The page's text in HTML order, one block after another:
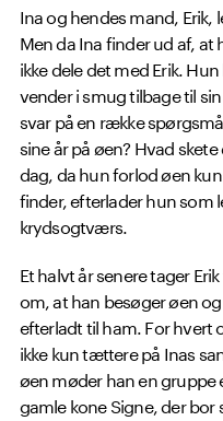
Ina og hendes mand,
Men da Ina finder ud af,
ikke dele det med Erik.
vender i smug tilbage til
svar på en række
sine år på øen? Hvad
dag, da hun forlod øen
finder, efterlader hun som
krydsogtværs.
Et halvt år senere tager
om, at han besøger øen
efterladt til ham. For hvert
ikke kun tættere på Inas
øen møder han en gruppe
gamle kone Signe, der